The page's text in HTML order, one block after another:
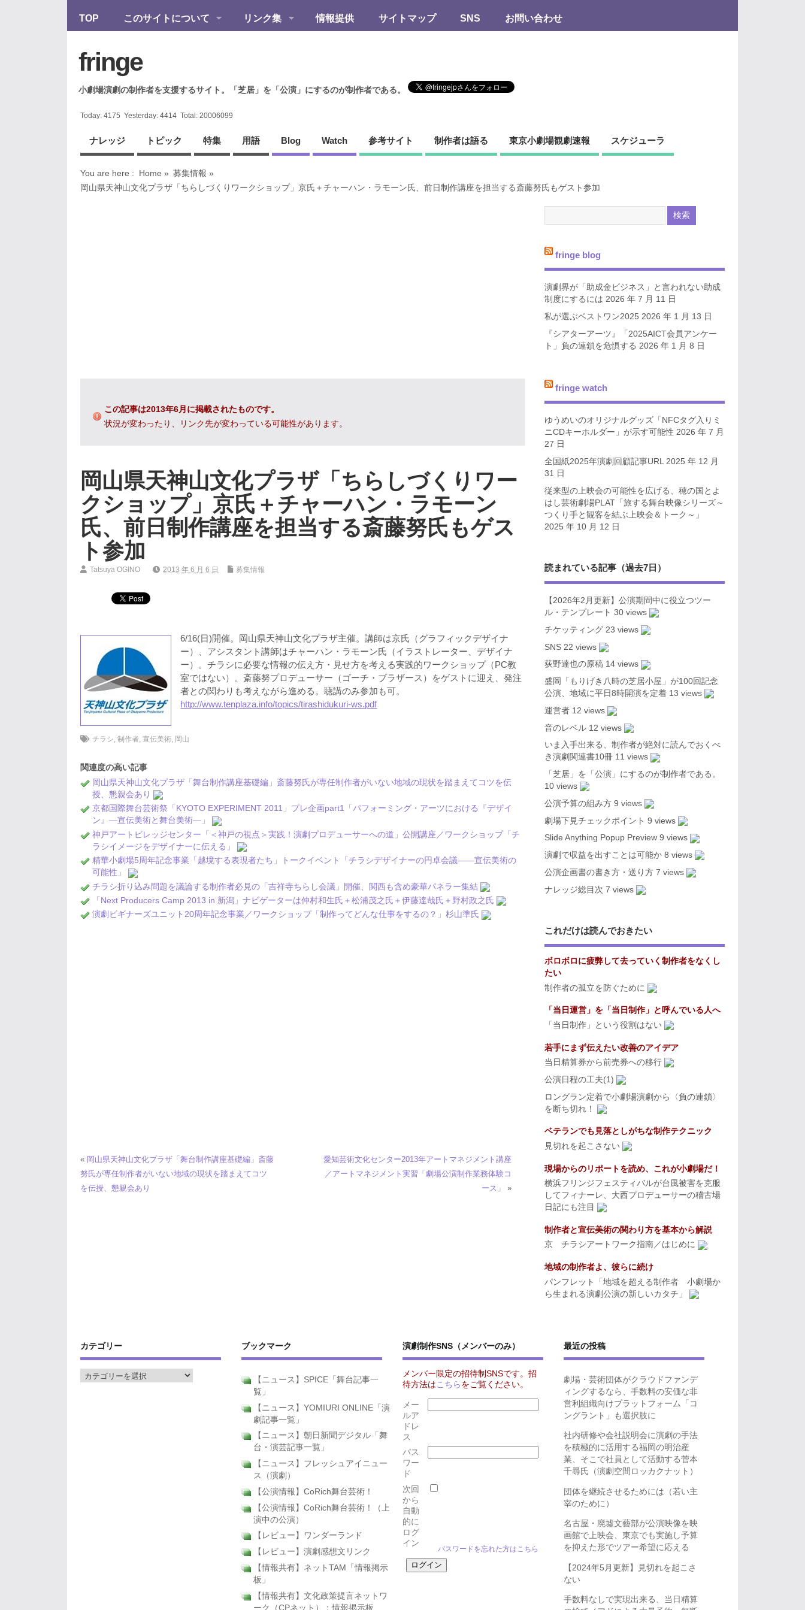
TOP このサイトについて リンク集 情報提供 サイトマップ SNS お問い合わせ
fringe
小劇場演劇の制作者を支援するサイト。「芝居」を「公演」にするのが制作者である。
Today:4175 Yesterday:4414 Total:20006099
ナレッジ トピック 特集 用語 Blog Watch 参考サイト 制作者は語る 東京小劇場観劇速報 スケジューラ
You are here : Home » 募集情報 »
岡山県天神山文化プラザ「ちらしづくりワークショップ」京氏＋チャーハン・ラモーン氏、前日制作講座を担当する斎藤努氏もゲスト参加
この記事は2013年6月に掲載されたものです。
状況が変わったり、リンク先が変わっている可能性があります。
岡山県天神山文化プラザ「ちらしづくりワー
クショップ」京氏＋チャーハン・ラモーン
氏、前日制作講座を担当する斎藤努氏もゲス
ト参加
Tatsuya OGINO 2013 年 6 月 6 日 募集情報
6/16(日)開催。岡山県天神山文化プラザ主催。講師は京氏（グラフィックデザイナ
ー）、アシスタント講師はチャーハン・ラモーン氏（イラストレーター、デザイナ
ー）。チラシに必要な情報の伝え方・見せ方を考える実践的ワークショップ（PC教
室ではない）。斎藤努プロデューサー（ゴーチ・ブラザース）をゲストに迎え、発注
者との関わりも考えながら進める。聴講のみ参加も可。
http://www.tenplaza.info/topics/tirashidukuri-ws.pdf
チラシ,制作者,宣伝美術, 岡山
関連度の高い記事
岡山県天神山文化プラザ「舞台制作講座基礎編」斎藤努氏が専任制作者がいない地域の現状を踏まえてコツを伝
授、懇親会あり
京都国際舞台芸術祭「KYOTO EXPERIMENT 2011」プレ企画part1「パフォーミング・アーツにおける『デザイ
ン』―宣伝美術と舞台美術―」
神戸アートビレッジセンター「＜神戸の視点＞実践！演劇プロデューサーへの道」公開講座／ワークショップ「チ
ラシイメージをデザイナーに伝える」
精華小劇場5周年記念事業「越境する表現者たち」トークイベント「チラシデザイナーの円卓会議――宣伝美術の
可能性」
チラシ折り込み問題を議論する制作者必見の「吉祥寺ちらし会議」開催、関西も含め豪華パネラー集結
「Next Producers Camp 2013 in 新潟」ナビゲーターは仲村和生氏＋松浦茂之氏＋伊藤達哉氏＋野村政之氏
演劇ビギナーズユニット20周年記念事業／ワークショップ「制作ってどんな仕事をするの？」杉山準氏
« 岡山県天神山文化プラザ「舞台制作講座基礎編」斎藤
努氏が専任制作者がいない地域の現状を踏まえてコツ
を伝授、懇親会あり
愛知芸術文化センター2013年アートマネジメント講座
／アートマネジメント実習「劇場公演制作業務体験コ
ース」
»
fringe blog
演劇界が「助成金ビジネス」と言われない助成
制度にするには 2026 年 7 月 11 日
私が選ぶベストワン2025 2026 年 1 月 13 日
『シアターアーツ』「2025AICT会員アンケー
ト」負の連鎖を危惧する 2026 年 1 月 8 日
fringe watch
ゆうめいのオリジナルグッズ「NFCタグ入りミ
ニCDキーホルダー」が示す可能性 2026 年 7 月
27 日
全国紙2025年演劇回顧記事URL 2025 年 12 月
31 日
従来型の上映会の可能性を広げる、穂の国とよ
はし芸術劇場PLAT「旅する舞台映像シリーズ～
つくり手と観客を結ぶ上映会＆トーク～」
2025 年 10 月 12 日
読まれている記事（過去7日）
【2026年2月更新】公演期間中に役立つツー
ル・テンプレート 30 views
チケッティング 23 views
SNS 22 views
荻野達也の原稿 14 views
盛岡「もりげき八時の芝居小屋」が100回記念
公演、地域に平日8時開演を定着 13 views
運営者 12 views
音のレベル 12 views
いま入手出来る、制作者が絶対に読んでおくべ
き演劇関連書10冊 11 views
「芝居」を「公演」にするのが制作者である。
10 views
公演予算の組み方 9 views
劇場下見チェックポイント 9 views
Slide Anything Popup Preview 9 views
演劇で収益を出すことは可能か 8 views
公演企画書の書き方・送り方 7 views
ナレッジ総目次 7 views
これだけは読んでおきたい
ボロボロに疲弊して去っていく制作者をなくし
たい
制作者の孤立を防ぐために
「当日運営」を「当日制作」と呼んでいる人へ
「当日制作」という役割はない
若手にまず伝えたい改善のアイデア
当日精算券から前売券への移行
公演日程の工夫(1)
ロングラン定着で小劇場演劇から〈負の連鎖〉
を断ち切れ！
ベテランでも見落としがちな制作テクニック
見切れを起こさない
現場からのリポートを読め、これが小劇場だ！
横浜フリンジフェスティバルが台風被害を克服
してフィナーレ、大西プロデューサーの稽古場
日記にも注目
制作者と宣伝美術の関わり方を基本から解説
京 チラシアートワーク指南／はじめに
地域の制作者よ、彼らに続け
パンフレット「地域を超える制作者 小劇場か
ら生まれる演劇公演の新しいカタチ」
カテゴリー ブックマーク
【ニュース】SPICE「舞台記事一
覧」
【ニュース】YOMIURI ONLINE「演
劇記事一覧」
【ニュース】朝日新聞デジタル「舞
台・演芸記事一覧」
【ニュース】フレッシュアイニュー
ス（演劇）
【公演情報】CoRich舞台芸術！
【公演情報】CoRich舞台芸術！（上
演中の公演）
【レビュー】ワンダーランド
【レビュー】演劇感想文リンク
【情報共有】ネットTAM「情報掲示
板」
【情報共有】文化政策提言ネットワ
ーク（CPネット）：情報掲示板
演劇制作SNS（メンバーのみ）
メンバー限定の招待制SNSです。招
待方法は こちら をご覧ください。
メー
ルア
ドレ
ス
パス
ワー
ド
次回
から
自動
的に
ログ
イン
パスワードを忘れた方はこちら
最近の投稿
劇場・芸術団体がクラウドファンデ
ィングするなら、手数料の安価な非
営利組織向けプラットフォーム「コ
ングラント」も選択肢に
社内研修や会社説明会に演劇の手法
を積極的に活用する福岡の明治産
業、そこで社員として活動する菅本
千尋氏（演劇空間ロッカクナット）
団体を継続させるためには（若い主
宰のために）
名古屋・廃墟文藝部が公演映像を映
画館で上映会、東京でも実施し予算
を抑えた形でツアー希望に応える
【2024年5月更新】見切れを起こさ
ない
手数料なしで実現出来る、当日精算